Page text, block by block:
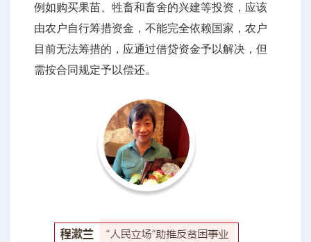
例如购买果苗、牲畜和畜舍的兴建等投资，应该
由农户自行筹措资金，不能完全依赖国家，农户
目前无法筹措的，应通过借贷资金予以解决，但
需按合同规定予以偿还。